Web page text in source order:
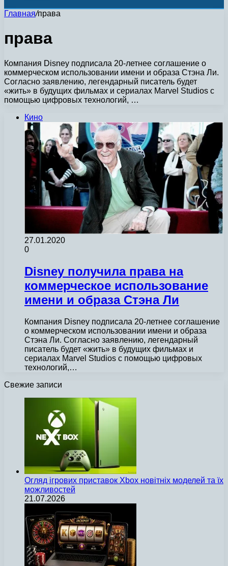
Главная/права
права
Компания Disney подписала 20-летнее соглашение о
коммерческом использовании имени и образа Стэна Ли.
Согласно заявлению, легендарный писатель будет
«жить» в будущих фильмах и сериалах Marvel Studios с
помощью цифровых технологий, …
Кино
27.01.2020
0
Disney получила права на
коммерческое использование
имени и образа Стэна Ли
Компания Disney подписала 20-летнее соглашение
о коммерческом использовании имени и образа
Стэна Ли. Согласно заявлению, легендарный
писатель будет «жить» в будущих фильмах и
сериалах Marvel Studios с помощью цифровых
технологий,…
Свежие записи
Огляд ігрових приставок Xbox новітніх моделей та їх
можливостей
21.07.2026